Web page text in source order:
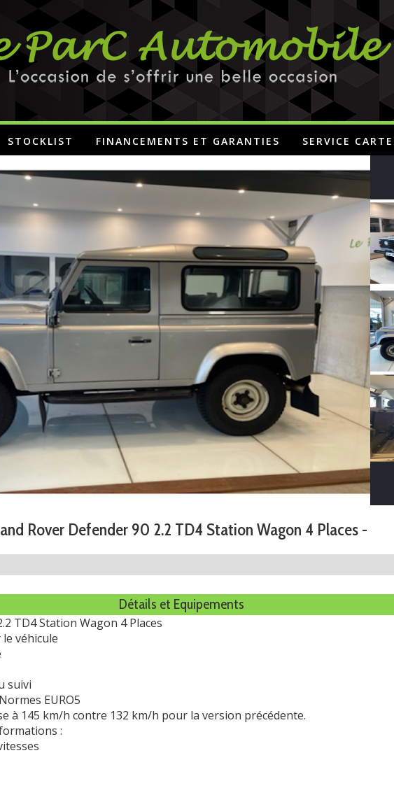
STOCKLIST FINANCEMENTS ET GARANTIES SERVICE
Rover Defender 90 2.2 TD4 Station Wagon 4 Places -
Détails et Equipements
TD4 Station Wagon 4 Places
véhicule
suivi
EURO5
à 145 km/h contre 132 km/h pour la version précédente.
: